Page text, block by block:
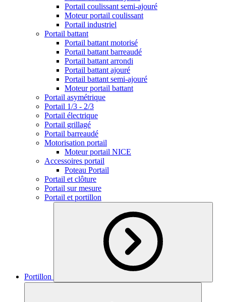
Portail coulissant semi-ajouré
Moteur portail coulissant
Portail industriel
Portail battant
Portail battant motorisé
Portail battant barreaudé
Portail battant arrondi
Portail battant ajouré
Portail battant semi-ajouré
Moteur portail battant
Portail asymétrique
Portail 1/3 - 2/3
Portail électrique
Portail grillagé
Portail barreaudé
Motorisation portail
Moteur portail NICE
Accessoires portail
Poteau Portail
Portail et clôture
Portail sur mesure
Portail et portillon
Portillon